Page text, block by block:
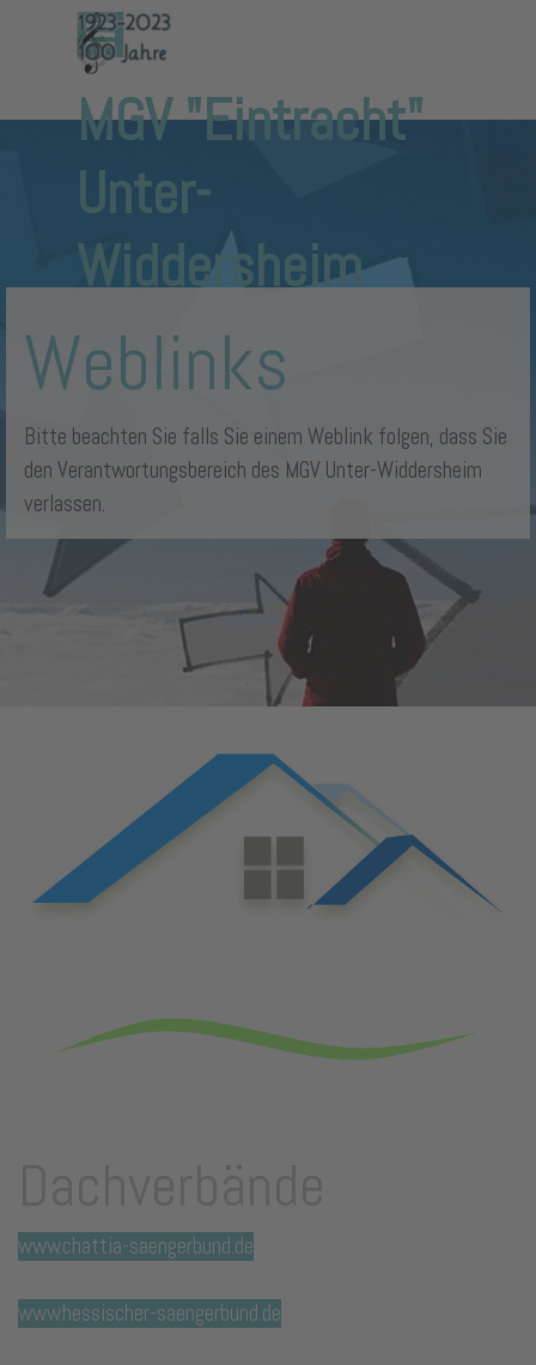
Direkt zum Seiteninhalt
MGV "Eintracht"
Unter-
Widdersheim
Menü überspringen
Weblinks
Bitte beachten Sie falls Sie einem Weblink folgen, dass Sie
den Verantwortungsbereich des MGV Unter-Widdersheim
verlassen.
www.chattia-saengerbund.de
www.hessischer-saengerbund.de